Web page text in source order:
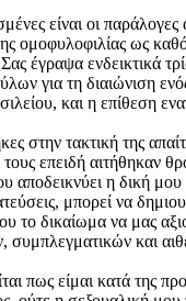
είναι οι
ομοφυλοφιλίας ως
Σας έγραψα ενδεικτικά
για τη διαιώνιση
και η επίθεση
στην τακτική της
τους επειδή αιτήθηκαν
αποδεικνύει η δική
μπορεί να
το δικαίωμα να μας
συμπλεγματικών και
πως είμαι κατά της